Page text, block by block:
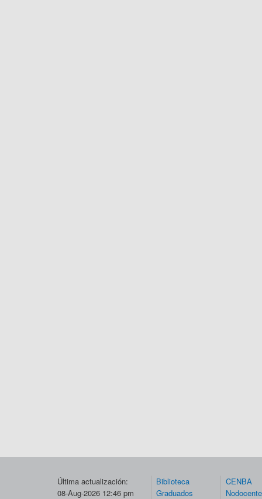
Última actualización:
08-Aug-2026 12:46 pm
Biblioteca
Graduados
CENBA